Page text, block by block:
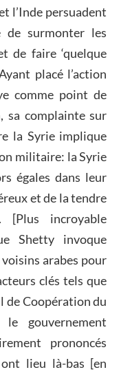
l’Inde persuadent
de surmonter les
de faire ‘quelque
placé l’action
comme point de
sa complainte sur
la Syrie implique
militaire: la Syrie
égales dans leur
et de la tendre
[Plus incroyable
Shetty invoque
arabes pour
clés tels que
de Coopération du
gouvernement
prononcés
lieu là-bas [en